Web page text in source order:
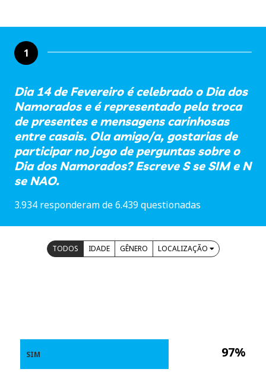
1
Dia 14 de Fevereiro é celebrado o Dia dos
Namorados e é representado pela troca
de presentes e mensagens carinhosas
entre casais. Ola amigo/a, gostarias de
participar no jogo de perguntas sobre o
Dia dos Namorados? Escreve S se SIM e N
se NAO.
3.934 responderam de 6.439 questionadas
TODOS IDADE GÊNERO LOCALIZAÇÃO
97%
SIM